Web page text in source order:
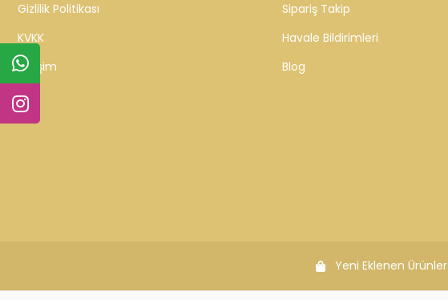
Gizlilik Politikası
KVKK
İletişim
Sipariş Takip
Havale Bildirimleri
Blog
Yeni Eklenen Ürünler